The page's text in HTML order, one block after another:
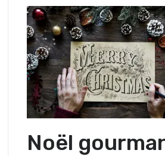
Noël